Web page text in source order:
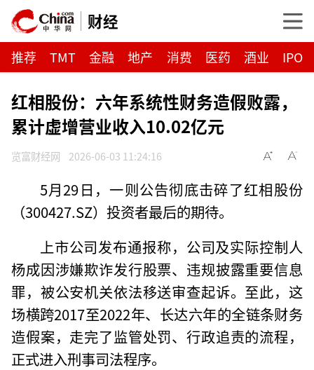
财经
推荐 TMT 金融 地产 消费 医药 酒业 IPO
红相股份：六年系统性财务造假败露，
累计虚增营业收入10.02亿元
览富财经网 2026-06-03 11:24:16
5月29日，一则公告彻底击碎了红相股份
（300427.SZ）投资者最后的期待。
上市公司发布通报称，公司及实际控制人
杨成因涉嫌欺诈发行股票、违规披露重要信息
罪，被公安机关依法移送审查起诉。至此，这
场横跨2017至2022年、长达六年的全链条财务
造假案，走完了监管处罚、行政追责的流程，
正式进入刑事司法程序。